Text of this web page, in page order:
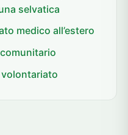
selvatica
medico all’estero